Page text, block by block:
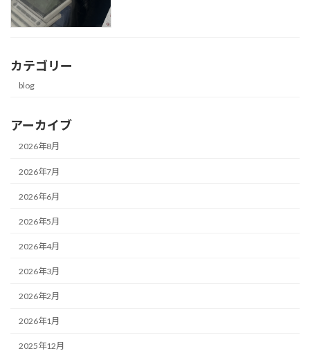
カテゴリー
blog
アーカイブ
2026年8月
2026年7月
2026年6月
2026年5月
2026年4月
2026年3月
2026年2月
2026年1月
2025年12月